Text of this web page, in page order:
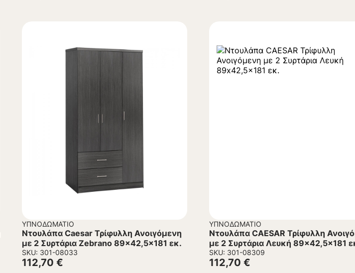
ΥΠΝΟΔΩΜΆΤΙΟ
Ντουλάπα Caesar Τρίφυλλη Ανοιγόμενη
με 2 Συρτάρια Zebrano 89×42,5×181 εκ.
SKU: 301-08033
112,70 €
ΥΠΝΟΔΩΜΆΤΙΟ
Ντουλάπα CAESAR Τρίφυλλη
με 2 Συρτάρια Λευκή 89×42,5×181
SKU: 301-08309
112,70 €